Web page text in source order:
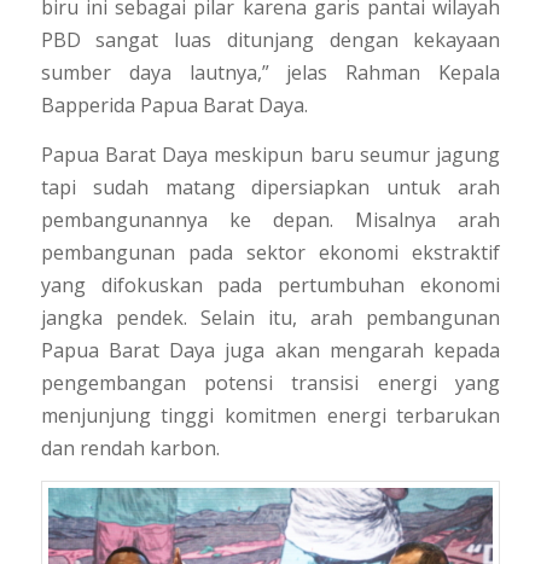
biru ini sebagai pilar karena garis pantai wilayah
PBD sangat luas ditunjang dengan kekayaan
sumber daya lautnya,”jelas Rahman Kepala
Bapperida Papua Barat Daya.
Papua Barat Daya meskipun baru seumur jagung
tapi sudah matang dipersiapkan untuk arah
pembangunannya ke depan. Misalnya arah
pembangunan pada sektor ekonomi ekstraktif
yang difokuskan pada pertumbuhan ekonomi
jangka pendek. Selain itu, arah pembangunan
Papua Barat Daya juga akan mengarah kepada
pengembangan potensi transisi energi yang
menjunjung tinggi komitmen energi terbarukan
dan rendah karbon.